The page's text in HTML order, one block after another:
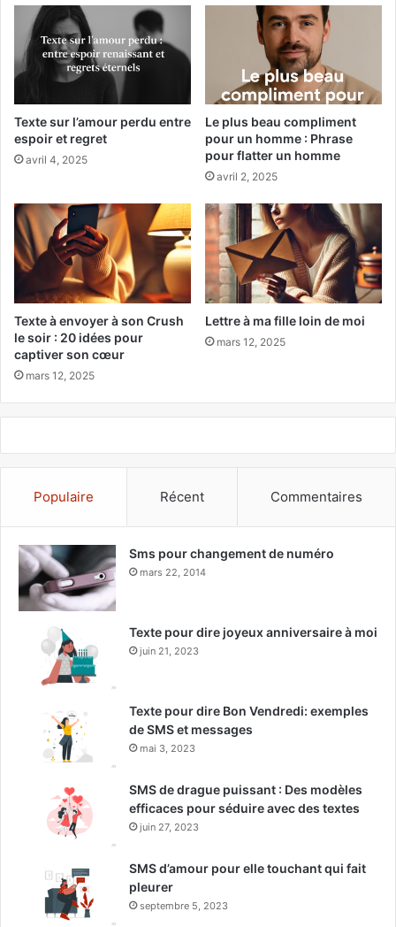
Texte sur l’amour perdu entre
espoir et regret
avril 4, 2025
Le plus beau compliment
pour un homme : Phrase
pour flatter un homme
avril 2, 2025
Texte à envoyer à son Crush
le soir : 20 idées pour
captiver son cœur
mars 12, 2025
Lettre à ma fille loin de moi
mars 12, 2025
Populaire Récent Commentaires
Sms pour changement de numéro
mars 22, 2014
Texte pour dire joyeux anniversaire à moi
juin 21, 2023
Texte pour dire Bon Vendredi: exemples
de SMS et messages
mai 3, 2023
SMS de drague puissant : Des modèles
efficaces pour séduire avec des textes
juin 27, 2023
SMS d’amour pour elle touchant qui fait
pleurer
septembre 5, 2023